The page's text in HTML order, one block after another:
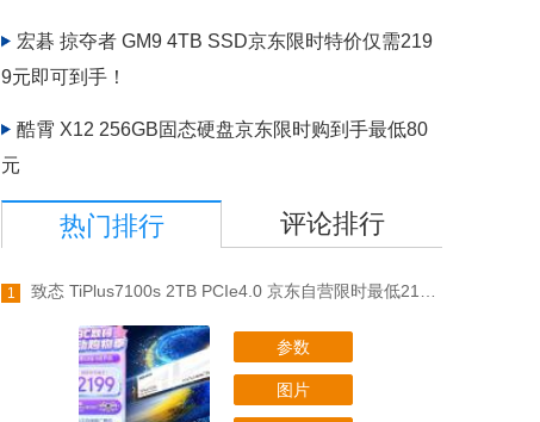
宏碁 掠夺者 GM9 4TB SSD京东限时特价仅需219
9元即可到手！
酷霄 X12 256GB固态硬盘京东限时购到手最低80
元
热门排行 评论排行
1 致态 TiPlus7100s 2TB PCIe4.0 京东自营限时最低2199元
参数
图片